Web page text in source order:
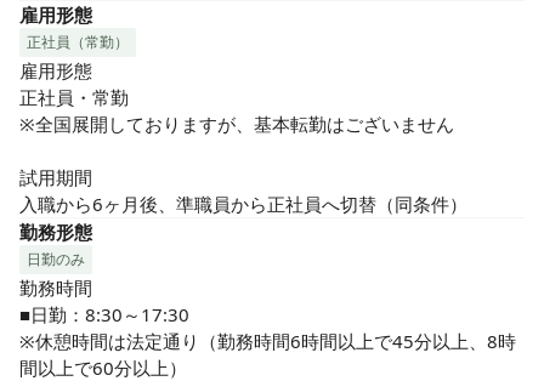
雇用形態
正社員（常勤）
雇用形態
正社員・常勤
※全国展開しておりますが、基本転勤はございません
試用期間
入職から6ヶ月後、準職員から正社員へ切替（同条件）
勤務形態
日勤のみ
勤務時間
■日勤：8:30～17:30
※休憩時間は法定通り（勤務時間6時間以上で45分以上、8時
間以上で60分以上）